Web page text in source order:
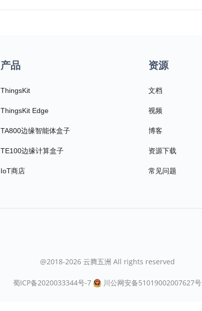
产品
ThingsKit
ThingsKit Edge
TA800边缘智能体盒子
TE100边缘计算盒子
IoT商店
资源
文档
视频
博客
资源下载
常见问题
@2018-2026 云腾五洲 All rights reserved
蜀ICP备2020033344号-7 川公网安备51019002007627号